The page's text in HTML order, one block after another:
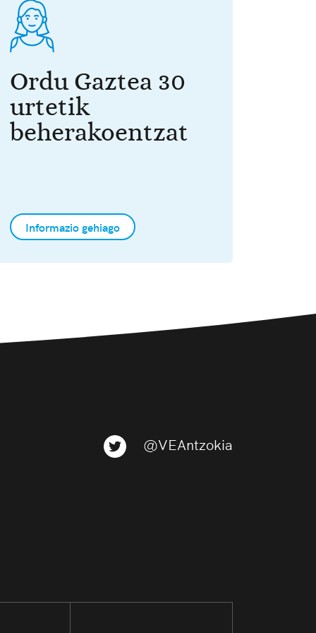
Ordu Gaztea 30
urtetik
beherakoentzat
Informazio gehiago
@VEAntzokia